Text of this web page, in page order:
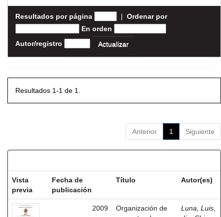
Resultados por página | Ordenar por
En orden
Autor/registro
Resultados 1-1 de 1.
Anterior 1 Siguiente
Vista
previa
Fecha de
publicación
Título Autor(es)
2009
Organización de
Luna, Luis,